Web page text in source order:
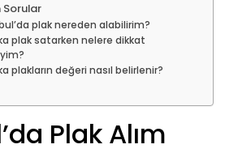
Sorular
plak nereden alabilirim?
plak satarken nelere dikkat
plakların değeri nasıl belirlenir?
Plak Alım